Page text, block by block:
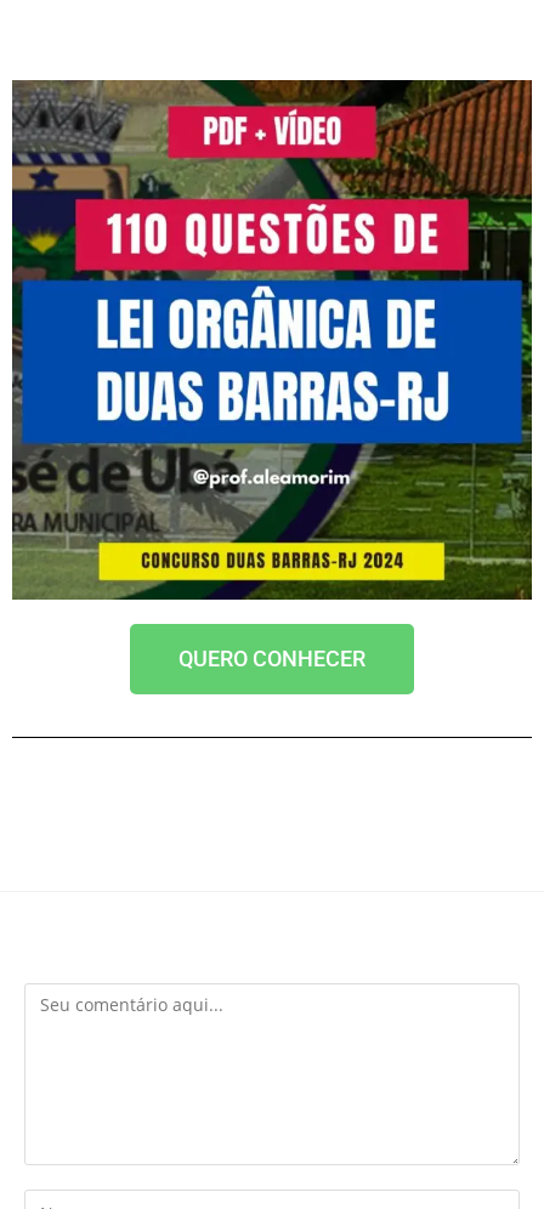
QUERO CONHECER